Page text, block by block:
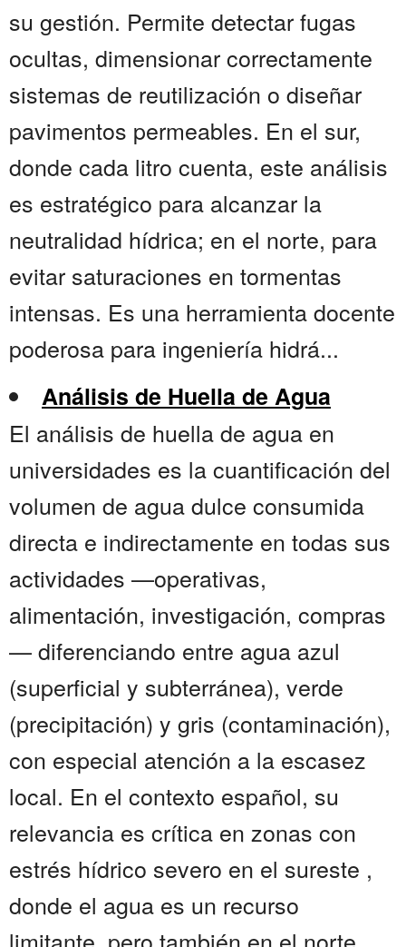
su gestión. Permite detectar fugas
ocultas, dimensionar correctamente
sistemas de reutilización o diseñar
pavimentos permeables. En el sur,
donde cada litro cuenta, este análisis
es estratégico para alcanzar la
neutralidad hídrica; en el norte, para
evitar saturaciones en tormentas
intensas. Es una herramienta docente
poderosa para ingeniería hidrá...
Análisis de Huella de Agua
El análisis de huella de agua en
universidades es la cuantificación del
volumen de agua dulce consumida
directa e indirectamente en todas sus
actividades —operativas,
alimentación, investigación, compras
— diferenciando entre agua azul
(superficial y subterránea), verde
(precipitación) y gris (contaminación),
con especial atención a la escasez
local. En el contexto español, su
relevancia es crítica en zonas con
estrés hídrico severo en el sureste ,
donde el agua es un recurso